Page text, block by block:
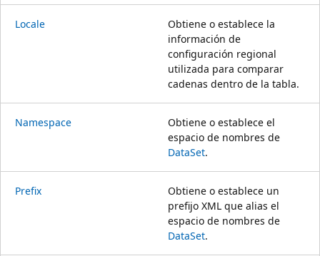
Locale
Obtiene o establece la
información de
configuración regional
utilizada para comparar
cadenas dentro de la tabla.
Namespace
Obtiene o establece el
espacio de nombres de
DataSet.
Prefix
Obtiene o establece un
prefijo XML que alias el
espacio de nombres de
DataSet.